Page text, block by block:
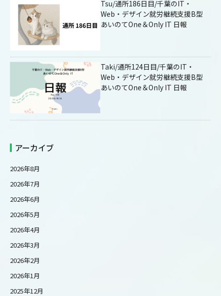
Tsu/通所186日目/千葉のIT・
Web・デザイン就労継続支援B型
あいのてOne＆Only IT 日報
Taki/通所124日目/千葉のIT・
Web・デザイン就労継続支援B型
あいのてOne＆Only IT 日報
アーカイブ
2026年8月
2026年7月
2026年6月
2026年5月
2026年4月
2026年3月
2026年2月
2026年1月
2025年12月